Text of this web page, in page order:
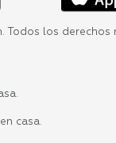
Todos los derechos
casa.